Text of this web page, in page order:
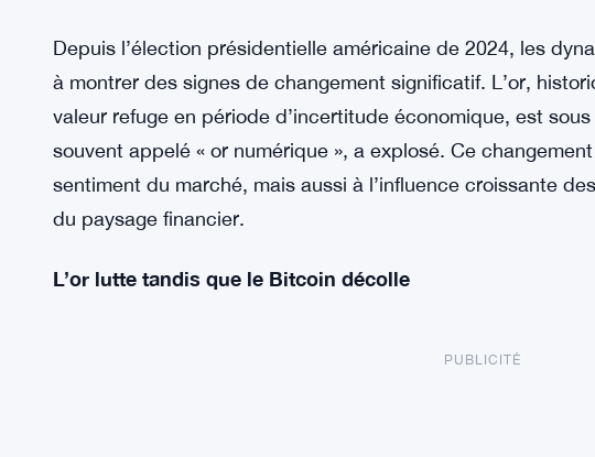
Depuis l’élection présidentielle américaine de 2024, les
à montrer des signes de changement significatif. L’or,
valeur refuge en période d’incertitude économique, est
souvent appelé « or numérique », a explosé. Ce
sentiment du marché, mais aussi à l’influence croissante
du paysage financier.
L’or lutte tandis que le Bitcoin décolle
PUBLICITÉ